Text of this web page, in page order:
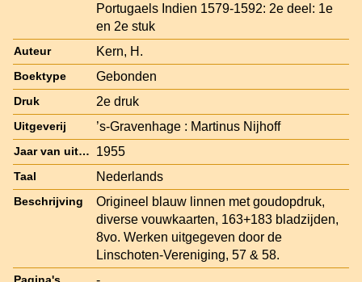
Portugaels Indien 1579-1592: 2e deel: 1e
en 2e stuk
Auteur Kern, H.
Boektype Gebonden
Druk 2e druk
Uitgeverij ’s-Gravenhage : Martinus Nijhoff
Jaar van uitgave 1955
Taal Nederlands
Beschrijving
Origineel blauw linnen met goudopdruk,
diverse vouwkaarten, 163+183 bladzijden,
8vo. Werken uitgegeven door de
Linschoten-Vereniging, 57 & 58.